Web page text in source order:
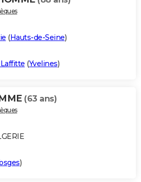
(Hauts-de-Seine)
(Yvelines)
(63 ans)
)